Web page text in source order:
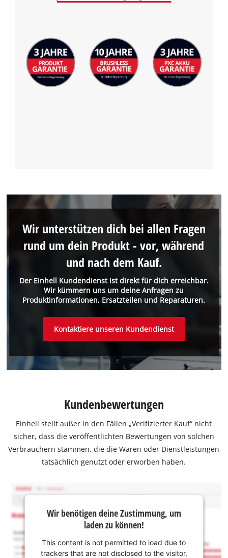
Der Einhell Kundendienst ist direkt für dich erreichbar.
Wir kümmern uns um deine Anfragen zu
Produktinformationen, Ersatzteilen und Reparaturen.
Wir unterstützen dich bei allen Fragen
rund um dein Produkt - vor, während
und nach dem Kauf.
Kontaktiere unseren Kundendienst
Kundenbewertungen
Einhell stellt außer in den Fällen „Verifizierter Kauf“ nicht
sicher, dass die veröffentlichten Bewertungen von solchen
Verbrauchern stammen, die die Waren oder Dienstleistungen
tatsächlich genutzt oder erworben haben.
Wir benötigen deine Zustimmung, um
laden zu können!
This content is not permitted to load due to
trackers that are not disclosed to the visitor.